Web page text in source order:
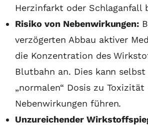
Herzinfarkt oder Schlaganfall
Risiko von Nebenwirkungen:
verzögerten Abbau aktiver
die Konzentration des
Blutbahn an. Dies kann
„normalen“ Dosis zu
Nebenwirkungen führen.
Unzureichender